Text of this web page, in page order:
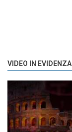
VIDEO IN EVIDENZA